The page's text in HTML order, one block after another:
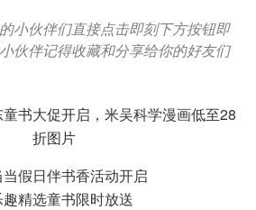
小伙伴们直接点击即刻下方按钮即
伙伴记得收藏和分享给你的好友们
假日伴书香活动开启
趣精选童书限时放送